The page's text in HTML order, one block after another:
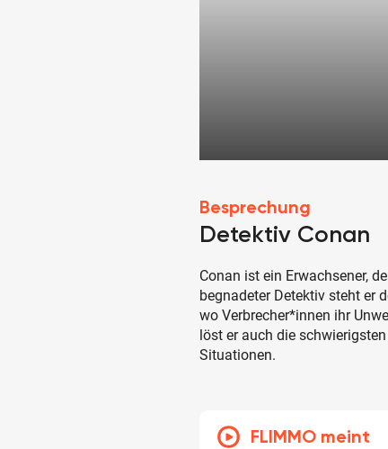
Besprechung
Detektiv Conan
Conan ist ein Erwachsener,
begnadeter Detektiv steht er
wo Verbrecher*innen ihr
löst er auch die
Situationen.
FLIMMO meint